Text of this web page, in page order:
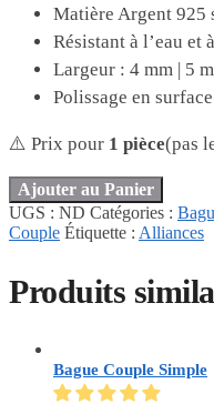
Matière Argent 925
Résistant à l’eau et
Largeur : 4 mm | 5
Polissage en surface
⚠️ Prix pour 1 pièce(pas
Ajouter au Panier
UGS : ND Catégories :
Couple Étiquette : Alliances
Produits
Bague Couple Simple